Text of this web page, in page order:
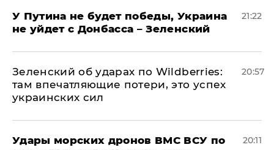
У Путина не будет победы, Украина
не уйдет с Донбасса – Зеленский
21:22
Зеленский об ударах по Wildberries:
там впечатляющие потери, это успех
украинских сил
20:57
Удары морских дронов ВМС ВСУ по
20:11